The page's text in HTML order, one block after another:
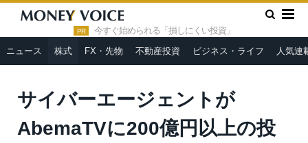
PR 今すぐ始められる「損しにくい投資」
ニュース 株式 FX・先物 不動産投資 ビジネス・ライフ 人気連
HOME » 株式 »
サイバーエージェントがAbemaTVに200億円
以上の投資をしづらい理由＝シバタナオキ
サイバーエージェントが
AbemaTVに200億円以上の投